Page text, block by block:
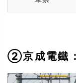
②京成電鐵